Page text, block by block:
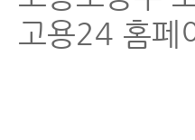
고용24 홈